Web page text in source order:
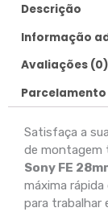
Descrição
Informação
Avaliações (0)
Parcelamento
Satisfaça a
de montagem
Sony FE
máxima
para trabalhar